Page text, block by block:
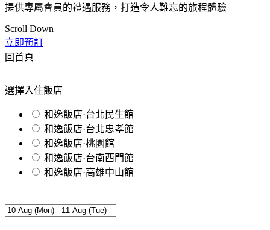
提供專屬會員的禮遇服務，打造令人難忘的旅程體驗
Scroll Down
立即預訂
回首頁
選擇入住飯店
和逸飯店·台北民生館
和逸飯店·台北忠孝館
和逸飯店·桃園館
和逸飯店·台南西門館
和逸飯店·高雄中山館